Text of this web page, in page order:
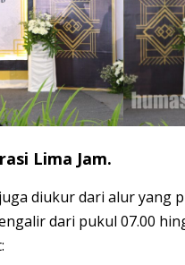
Lima Jam.
diukur dari alur yang
dari pukul 07.00